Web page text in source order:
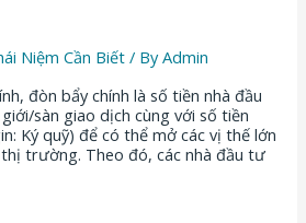
Niệm Cần Biết / ByAdmin
đòn bẩy chính là số tiền nhà đầu
sàn giao dịch cùng với số tiền
Ký quỹ) để có thể mở các vị thế lớn
trường. Theo đó, các nhà đầu tư